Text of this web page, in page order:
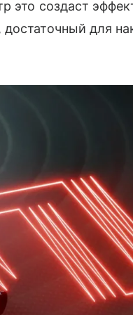
это создаст
для